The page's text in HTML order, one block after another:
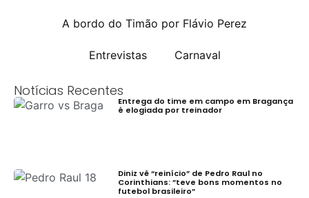
A bordo do Timão por Flávio Perez
Entrevistas Carnaval
Notícias Recentes
Entrega do time em campo em Bragança
é elogiada por treinador
Diniz vê “reinício” de Pedro Raul no
Corinthians: ”teve bons momentos no
futebol brasileiro”